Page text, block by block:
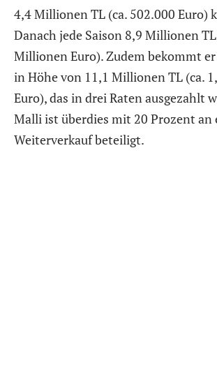
4,4 Millionen TL (ca. 502.000 Euro)
Danach jede Saison 8,9 Millionen
Millionen Euro). Zudem bekommt
in Höhe von 11,1 Millionen TL (ca.
Euro), das in drei Raten ausgezahlt
Malli ist überdies mit 20 Prozent an
Weiterverkauf beteiligt.